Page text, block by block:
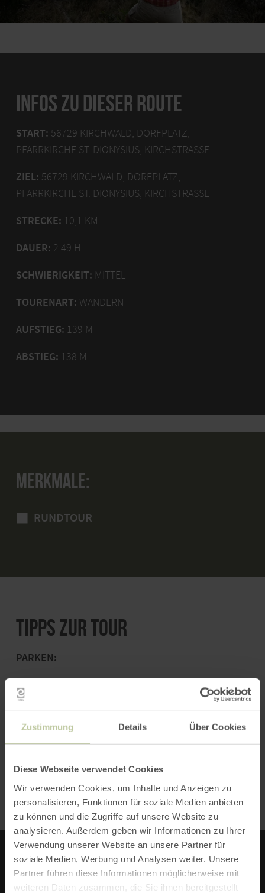
Zustimmung Details Über Cookies
Diese Webseite verwendet Cookies
Wir verwenden Cookies, um Inhalte und Anzeigen zu
personalisieren, Funktionen für soziale Medien anbieten
zu können und die Zugriffe auf unsere Website zu
analysieren. Außerdem geben wir Informationen zu Ihrer
Verwendung unserer Website an unsere Partner für
soziale Medien, Werbung und Analysen weiter. Unsere
Partner führen diese Informationen möglicherweise mit
weiteren Daten zusammen, die Sie ihnen bereitgestellt
INFOS ZU DIESER ROUTE
START: 56729 KIRCHWALD, DORFPLATZ,
PFARRKIRCHE ST. DIONYSIUS, KIRCHSTRASSE
ZIEL: 56729 KIRCHWALD, DORFPLATZ,
PFARRKIRCHE ST. DIONYSIUS, KIRCHSTRASSE
STRECKE: 10,1 KM
DAUER: 2:49 H
SCHWIERIGKEIT: MITTEL
TOURENART: WANDERN
AUFSTIEG: 139 M
ABSTIEG: 138 M
MERKMALE:
RUNDTOUR
TIPPS ZUR TOUR
PARKEN:
Parkplatz am Dorfplatz, Pfarrkirche St. Dionysius
SEHENSWERT:
Sonnenuntergang noch einmal zurück kommen!
TOURISTIK-BÜRO VORDEREIFEL